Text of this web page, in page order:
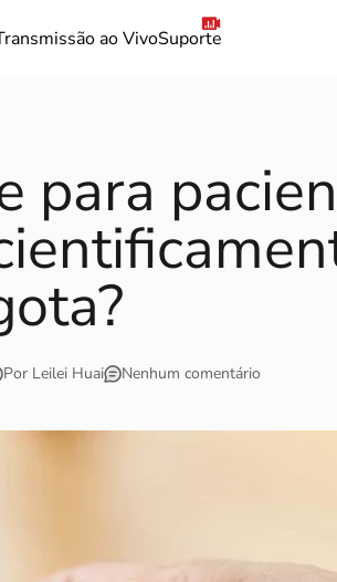
ao VivoSuporte
para
Por Leilei Huai Nenhum comentário